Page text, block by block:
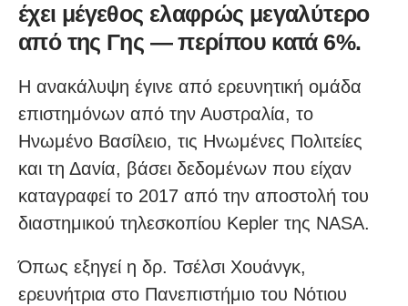
έχει μέγεθος ελαφρώς μεγαλύτερο
από της Γης — περίπου κατά 6%.
Η ανακάλυψη έγινε από ερευνητική ομάδα
επιστημόνων από την Αυστραλία, το
Ηνωμένο Βασίλειο, τις Ηνωμένες Πολιτείες
και τη Δανία, βάσει δεδομένων που είχαν
καταγραφεί το 2017 από την αποστολή του
διαστημικού τηλεσκοπίου Kepler της NASA.
Όπως εξηγεί η δρ. Τσέλσι Χουάνγκ,
ερευνήτρια στο Πανεπιστήμιο του Νότιου